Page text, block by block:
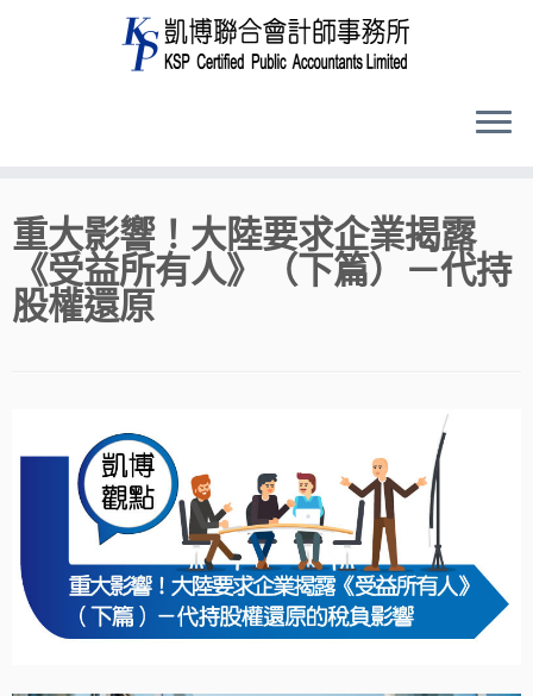
to
content
重大影響！大陸要求企業揭露
《受益所有人》（下篇）－代持
股權還原